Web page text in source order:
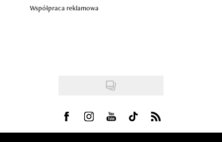
Współpraca reklamowa
Visit us on Facebook
Visit us on Instagram
Visit us on Youtube
Visit us on Tiktok
Visit us on Rss